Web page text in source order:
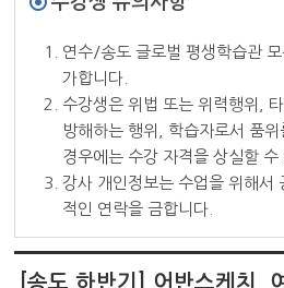
1. 연수/송도 글로벌 평생학습관
가합니다.
2. 수강생은 위법 또는 위력행위,
방해하는 행위, 학습자로서 품
경우에는 수강 자격을 상실할 수
3. 강사 개인정보는 수업을 위해서
적인 연락을 금합니다.
[송도 하반기] 어반스케치,